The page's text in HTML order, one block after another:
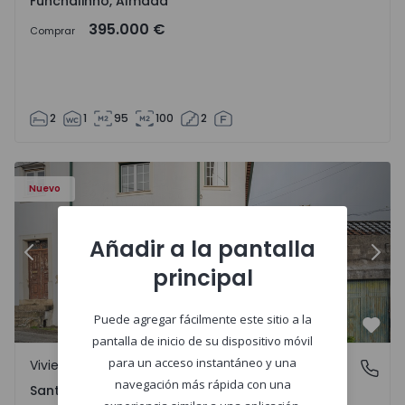
Comprar 395.000 €
2 1 95 100 2
Nuevo
Anterior
Santa Clara e Castelo Viegas, Coimbra
Vivienda Pareada
Santa Clara e Castelo Viegas, Coimbra
Añadir a la pantalla
principal
Puede agregar fácilmente este sitio a la
pantalla de inicio de su dispositivo móvil
para un acceso instantáneo y una
navegación más rápida con una